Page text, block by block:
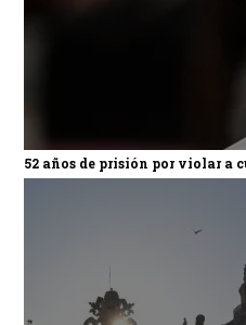
52 años de prisión por violar a